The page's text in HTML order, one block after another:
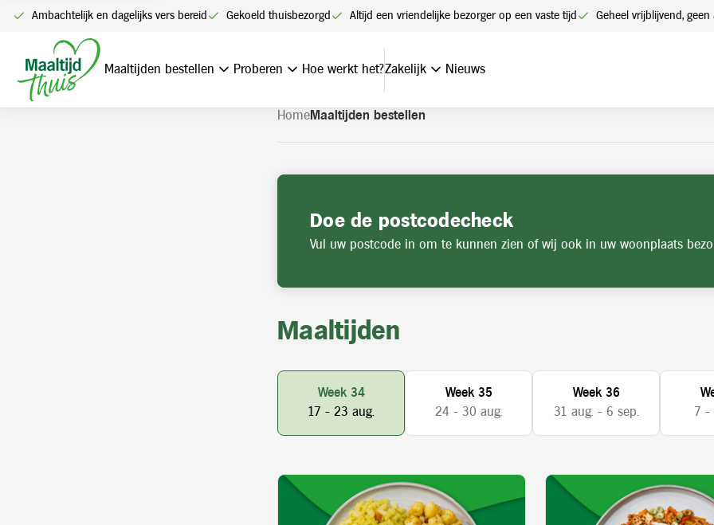
Ambachtelijk en dagelijks vers bereid Gekoeld thuisbezorgd Altijd een vriendelijke bezorger op een vaste tijd Geheel vrijblijvend,
Maaltijden bestellen Proberen Hoe werkt het?Zakelijk Nieuws
U kunt alleen bestellen met een account. Heeft u nog geen account? Vraag hier uw
Navigatie
overslaan
Home Maaltijden bestellen
Doe de postcodecheck
Vul uw postcode in om te kunnen zien of wij ook in uw woonplaats
Maaltijden
Week 34
17 - 23 aug.
Week 35
24 - 30 aug.
Week 36
31 aug. - 6 sep.
7 -